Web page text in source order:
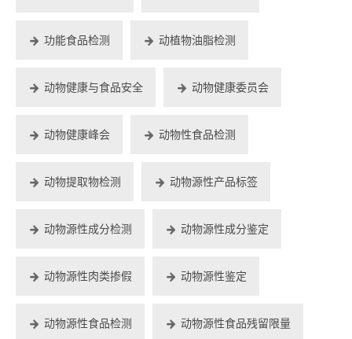
功能食品检测 动植物油脂检测
动物健康与食品安全 动物健康委员会
动物健康峰会 动物性食品检测
动物提取物检测 动物源性产品标签
动物源性成分检测 动物源性成分鉴定
动物源性肉类掺假 动物源性鉴定
动物源性食品检测 动物源性食品残留限量